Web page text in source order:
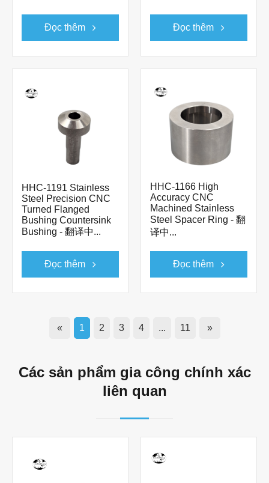
Đọc thêm Đọc thêm
HHC-1191 Stainless
Steel Precision CNC
Turned Flanged
Bushing Countersink
Bushing - 翻译中...
Đọc thêm
HHC-1166 High
Accuracy CNC
Machined Stainless
Steel Spacer Ring - 翻
译中...
Đọc thêm
« 1 2 3 4 ... 11 »
Các sản phẩm gia công chính xác
liên quan